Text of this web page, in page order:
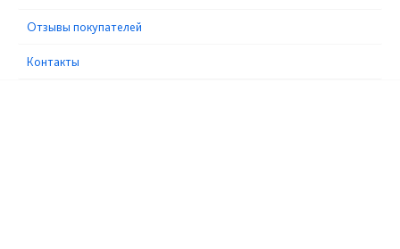
Отзывы покупателей
Контакты